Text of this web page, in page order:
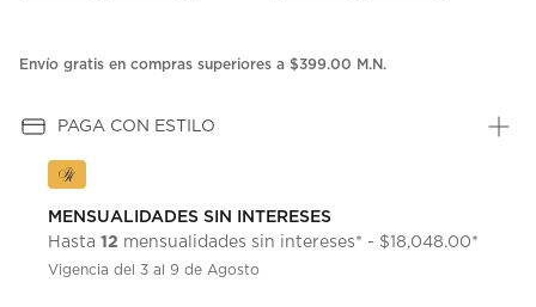
Envío gratis en compras superiores a $399.00 M.N.
PAGA CON ESTILO
MENSUALIDADES SIN INTERESES
Hasta 12 mensualidades sin intereses* - $18,048.00*
Vigencia del 3 al 9 de Agosto